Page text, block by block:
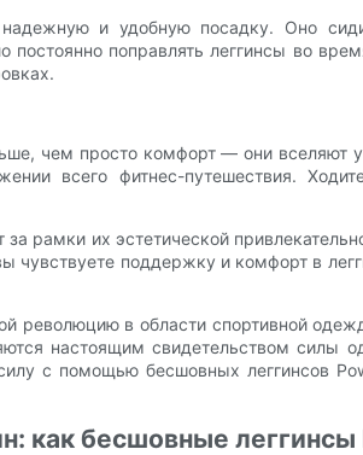
и удобную посадку. Оно
поправлять леггинсы во
чем просто комфорт — они вселяют
всего фитнес-путешествия.
рамки их эстетической
чувствуете поддержку и комфорт в
революцию в области спортивной
настоящим свидетельством
с помощью бесшовных леггинсов
как бесшовные